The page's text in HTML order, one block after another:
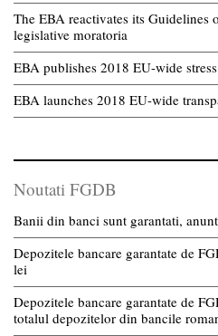
The EBA reactivates its Guidelines
legislative moratoria
EBA publishes 2018 EU-wide
EBA launches 2018 EU-wide
Noutati FGDB
Banii din banci sunt garantati,
Depozitele bancare garantate de
lei
Depozitele bancare garantate de
totalul depozitelor din bancile